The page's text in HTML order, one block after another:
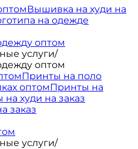
Вышивка на худи на
на одежде
оптом
услуги/
оптом
Принты на поло
оптомПринты на
худи на заказ
заказ
услуги/